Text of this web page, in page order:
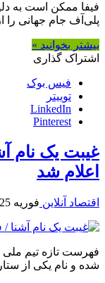
فیفا ممکن است به
پلی‌آف جام جهانی را
بیشتر بخوانید »
اشتراک گذاری
فیس بوک
توییتر
LinkedIn
Pinterest
غیبت یک نام
اعلام شد
اقتصاد آنلاین فوریه 25, 2026
فهرست تازه تیم ملی
شده و نام یکی از